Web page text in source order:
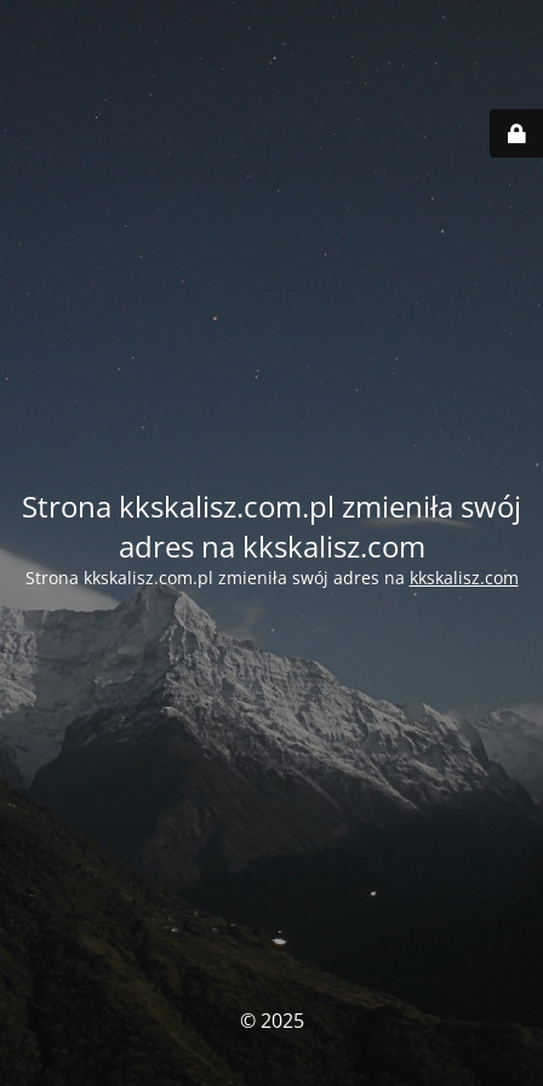
Strona kkskalisz.com.pl zmieniła swój
adres na kkskalisz.com
Strona kkskalisz.com.pl zmieniła swój adres na kkskalisz.com
© 2025